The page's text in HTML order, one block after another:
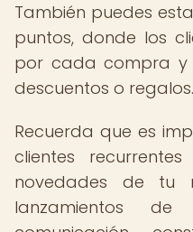
También puedes
puntos, donde los
por cada compra y
descuentos o regalos.
Recuerda que es
clientes
novedades de tu
lanzamientos